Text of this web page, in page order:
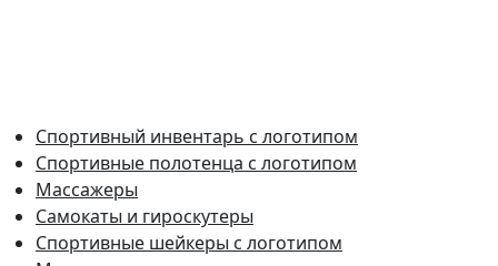
Спортивный инвентарь с логотипом
Спортивные полотенца с логотипом
Массажеры
Самокаты и гироскутеры
Спортивные шейкеры с логотипом